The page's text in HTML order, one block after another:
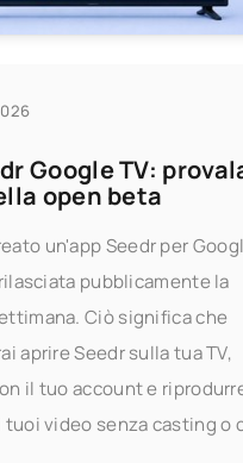
Google TV:
open beta
un'app Seedr per
pubblicamente la
Ciò significa che
aprire Seedr sulla tua TV,
il tuo account e
tuoi video senza casting o